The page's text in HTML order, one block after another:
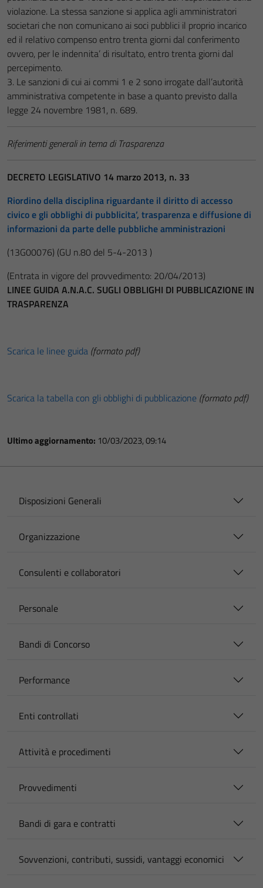
violazione. La stessa sanzione si applica agli amministratori
societari che non comunicano ai soci pubblici il proprio incarico
ed il relativo compenso entro trenta giorni dal conferimento
ovvero, per le indennita’ di risultato, entro trenta giorni dal
percepimento.
3. Le sanzioni di cui ai commi 1 e 2 sono irrogate dall’autorità
amministrativa competente in base a quanto previsto dalla
legge 24 novembre 1981, n. 689.
Riferimenti generali in tema di Trasparenza
DECRETO LEGISLATIVO 14 marzo 2013, n. 33
Riordino della disciplina riguardante il diritto di accesso
civico e gli obblighi di pubblicita’, trasparenza e diffusione di
informazioni da parte delle pubbliche amministrazioni
(13G00076) (GU n.80 del 5-4-2013 )
(Entrata in vigore del provvedimento: 20/04/2013)
LINEE GUIDA A.N.A.C. SUGLI OBBLIGHI DI PUBBLICAZIONE IN
TRASPARENZA
Scarica le linee guida (formato pdf)
Scarica la tabella con gli obblighi di pubblicazione (formato pdf)
Ultimo aggiornamento: 10/03/2023, 09:14
Disposizioni Generali
Organizzazione
Consulenti e collaboratori
Personale
Bandi di Concorso
Performance
Enti controllati
Attività e procedimenti
Provvedimenti
Bandi di gara e contratti
Sovvenzioni, contributi, sussidi, vantaggi economici